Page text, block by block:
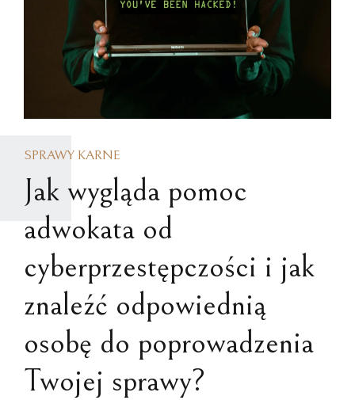
SPRAWY KARNE
Jak wygląda pomoc
adwokata od
cyberprzestępczości i jak
znaleźć odpowiednią
osobę do poprowadzenia
Twojej sprawy?